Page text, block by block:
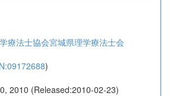
療法士協会宮城県理学療法士会
)
2010 (Released:2010-02-23)